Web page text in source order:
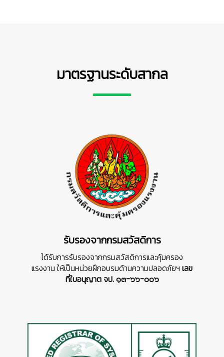
มาตรฐานระดับสากล
รับรองจากกรมสวัสดิการ
ได้รับการรับรองจากกรมสวัสดิการและคุ้มครอง
แรงงาน ให้เป็นหน่วยฝึกอบรมด้านความปลอดภัยฯ เลข
ที่ใบอนุญาต จป. ๑๓-๖๖-๐๐๖